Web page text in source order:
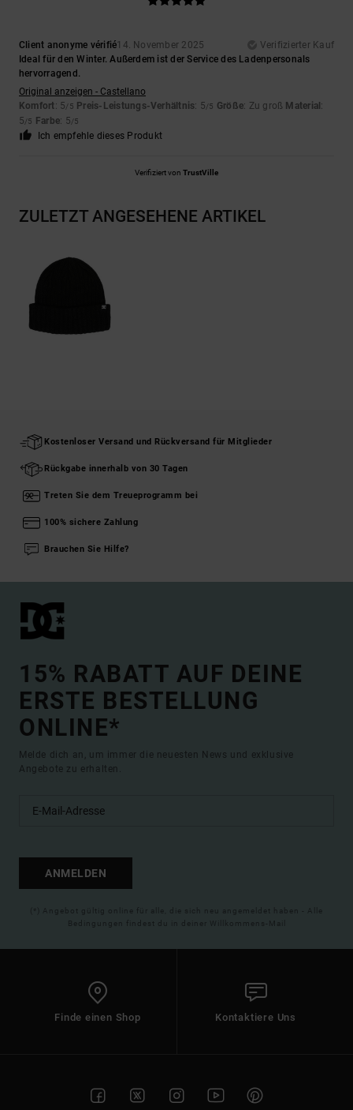
Client anonyme vérifié14. November 2025
Verifizierter Kauf
Ideal für den Winter. Außerdem ist der Service des Ladenpersonals
hervorragend.
Original anzeigen - Castellano
Komfort: 5/5 Preis-Leistungs-Verhältnis: 5/5 Größe: Zu groß Material :
5/5 Farbe: 5/5
Ich empfehle dieses Produkt
Verifiziert von TrustVille
ZULETZT ANGESEHENE ARTIKEL
Kostenloser Versand und Rückversand für Mitglieder
Rückgabe innerhalb von 30 Tagen
Treten Sie dem Treueprogramm bei
100% sichere Zahlung
Brauchen Sie Hilfe?
15% RABATT AUF DEINE
ERSTE BESTELLUNG
ONLINE*
Melde dich an, um immer die neuesten News und exklusive
Angebote zu erhalten.
ANMELDEN
(*) Angebot gültig online für alle, die sich neu angemeldet haben - Alle
Bedingungen findest du in deiner Willkommens-Mail
Finde einen Shop Kontaktiere Uns